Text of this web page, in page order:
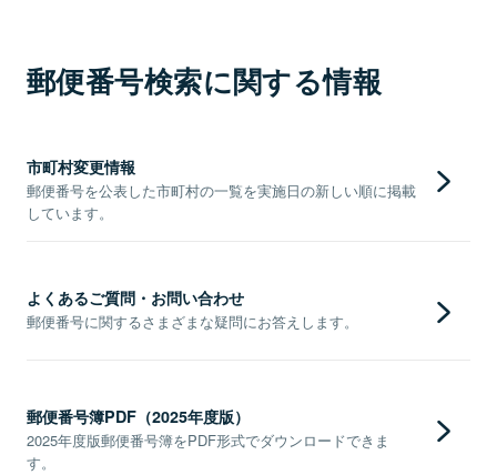
郵便番号検索に関する情報
市町村変更情報
郵便番号を公表した市町村の一覧を実施日の新しい順に掲載
しています。
よくあるご質問・お問い合わせ
郵便番号に関するさまざまな疑問にお答えします。
郵便番号簿PDF（2025年度版）
2025年度版郵便番号簿をPDF形式でダウンロードできま
す。